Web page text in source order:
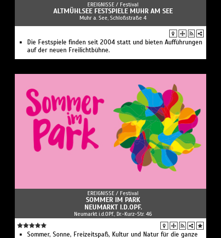
EREIGNISSE / Festival
ALTMÜHLSEE FESTSPIELE MUHR AM SEE
Muhr a. See, Schloßstraße 4
Die Festspiele finden seit 2004 statt und bieten Aufführungen
auf der neuen Freilichtbühne.
EREIGNISSE / Festival
SOMMER IM PARK
NEUMARKT I.D.OPF.
Neumarkt i.d.OPf., Dr.-Kurz-Str. 46
Sommer, Sonne, Freizeitspaß, Kultur und Natur für die ganze